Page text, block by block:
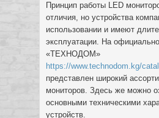
Принцип работы LED
отличия, но устройства
использовании и имеют
эксплуатации. На
«ТЕХНОДОМ»
https://www.technodom.kg/
представлен широкий
мониторов. Здесь же можно
основными техническими
устройств.